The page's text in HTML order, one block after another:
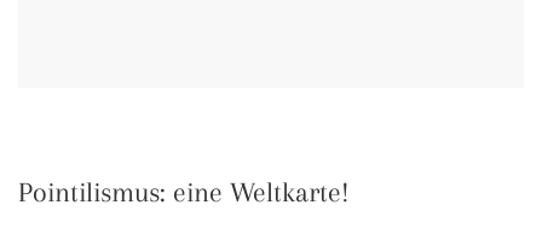
Pointilismus: eine Weltkarte!